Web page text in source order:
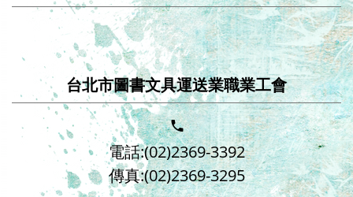
台北市圖書文具運送業職業工會
電話:(02)2369-3392
傳真:(02)2369-3295